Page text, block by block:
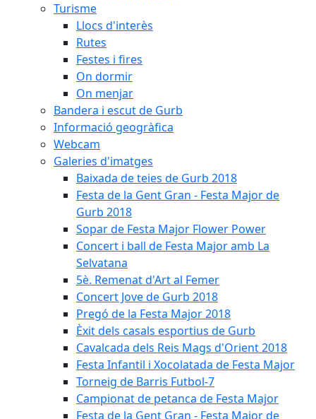
Turisme
Llocs d'interès
Rutes
Festes i fires
On dormir
On menjar
Bandera i escut de Gurb
Informació geogràfica
Webcam
Galeries d'imatges
Baixada de teies de Gurb 2018
Festa de la Gent Gran - Festa Major de
Gurb 2018
Sopar de Festa Major Flower Power
Concert i ball de Festa Major amb La
Selvatana
5è. Remenat d'Art al Femer
Concert Jove de Gurb 2018
Pregó de la Festa Major 2018
Èxit dels casals esportius de Gurb
Cavalcada dels Reis Mags d'Orient 2018
Festa Infantil i Xocolatada de Festa Major
Torneig de Barris Futbol-7
Campionat de petanca de Festa Major
Festa de la Gent Gran - Festa Major de